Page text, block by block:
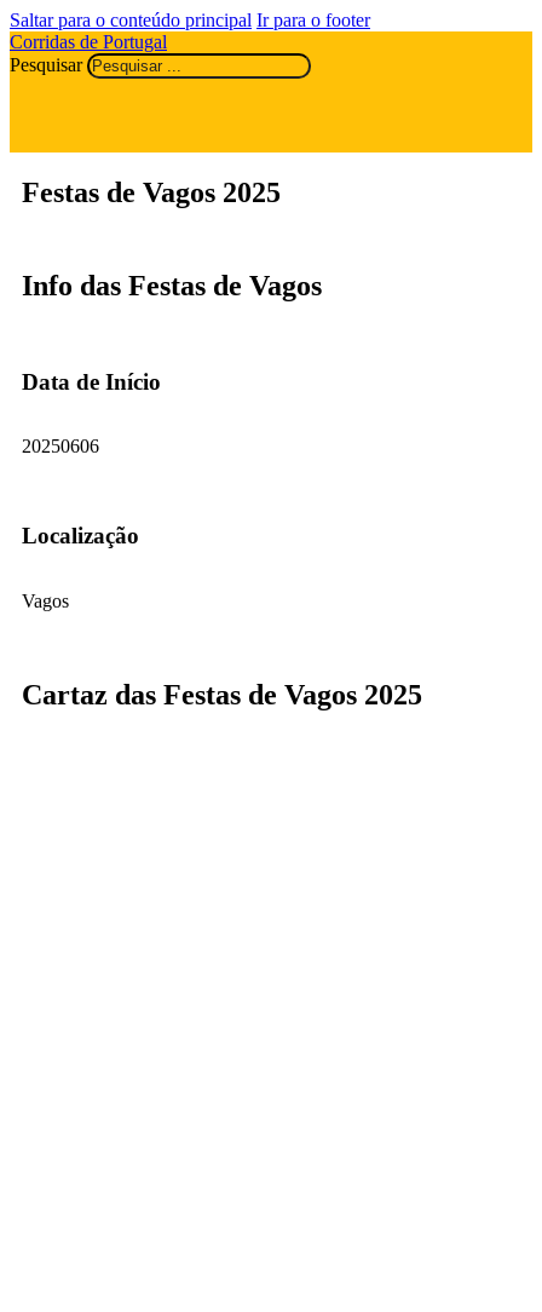
Saltar para o conteúdo principal Ir para o footer
Corridas de Portugal
Pesquisar
Festas de Vagos 2025
Info das Festas de Vagos
Data de Início
20250606
Localização
Vagos
Cartaz das Festas de Vagos 2025